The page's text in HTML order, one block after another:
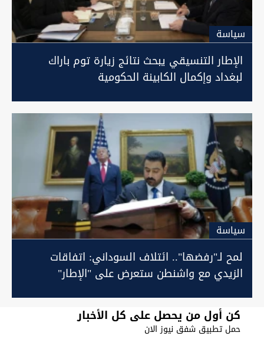
سیاسة
الإطار التنسيقي يبحث نتائج زيارة توم باراك
لبغداد وإكمال الكابينة الحكومية
سیاسة
لمح لـ"رفضها".. ائتلاف السوداني: اتفاقات
الزيدي مع واشنطن ستعرض على "الإطار"
كن أول من يحصل على كل الأخبار
حمل تطبيق شفق نيوز الان